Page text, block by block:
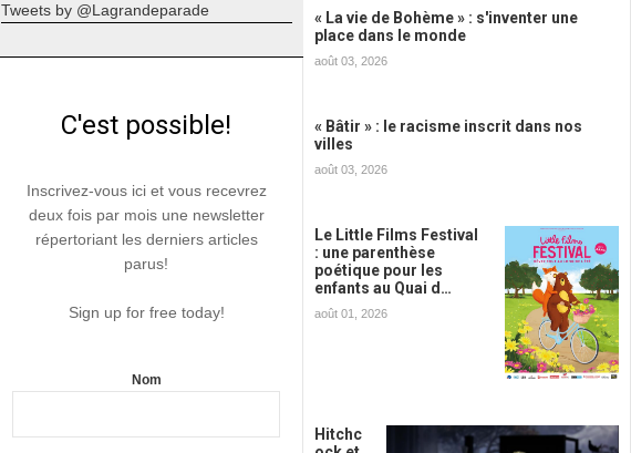
Tweets by @Lagrandeparade
C'est possible!
Inscrivez-vous ici et vous recevrez
deux fois par mois une newsletter
répertoriant les derniers articles
parus!
Sign up for free today!
Nom
« La vie de Bohème » : s'inventer une
place dans le monde
août 03, 2026
« Bâtir » : le racisme inscrit dans nos
villes
août 03, 2026
Le Little Films Festival
: une parenthèse
poétique pour les
enfants au Quai d…
août 01, 2026
Hitchc